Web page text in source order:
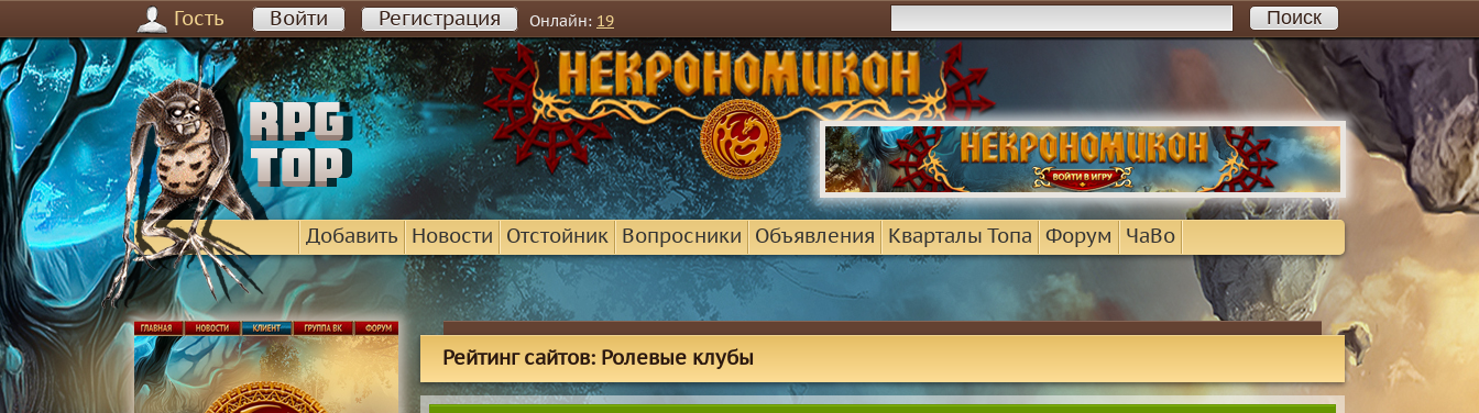
Гость Войти Регистрация Онлайн: 19
Добавить Новости Отстойник Вопросники Объявления Кварталы Топа Форум ЧаВо
Рейтинг сайтов: Ролевые клубы